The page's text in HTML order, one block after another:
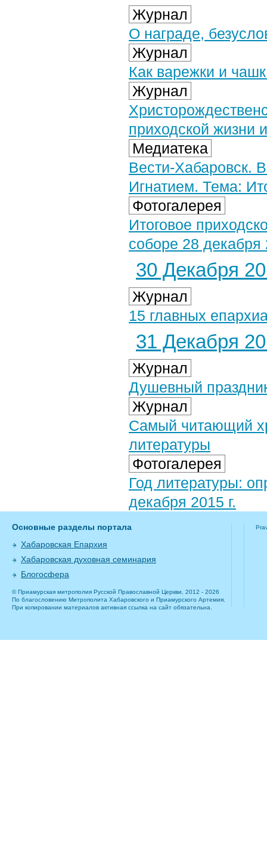
Журнал
О награде,
Журнал
Как варежки и
Журнал
приходской жизни
Медиатека
Вести-Хабаровск.
Игнатием. Тема:
Фотогалерея
Итоговое
соборе 28 декабря
30 Декабря
Журнал
15 главных
31 Декабря
Журнал
Душевный
Журнал
Самый читающий
литературы
Фотогалерея
Год литературы:
декабря 2015 г.
Основные разделы портала
Хабаровская Епархия
Хабаровская духовная семинария
Блогосфера
© Приамурская митрополия Русской Православной Церкви, 2012 - 2026
По благословению Митрополита Хабаровского и Приамурского Артемия.
При копировании материалов активная ссылка на сайт обязательна.